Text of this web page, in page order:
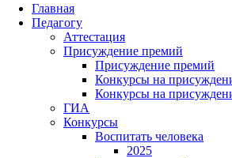
Главная
Педагогу
Аттестация
Присуждение премий
Присуждение премий
Конкурсы на
Конкурсы на
ГИА
Конкурсы
Воспитать человека
2025